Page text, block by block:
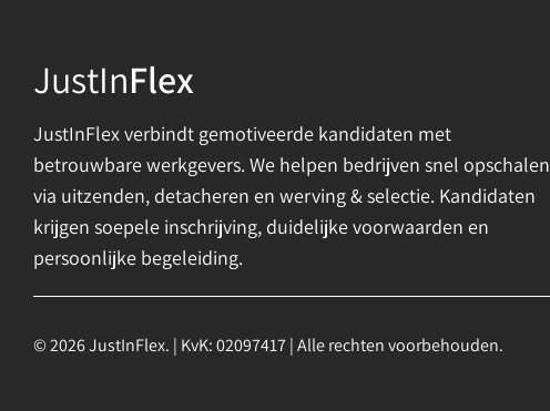
JustInFlex
JustInFlex verbindt gemotiveerde kandidaten met
betrouwbare werkgevers. We helpen bedrijven snel opschalen
via uitzenden, detacheren en werving & selectie. Kandidaten
krijgen soepele inschrijving, duidelijke voorwaarden en
persoonlijke begeleiding.
© 2026 JustInFlex. | KvK: 02097417 | Alle rechten voorbehouden.